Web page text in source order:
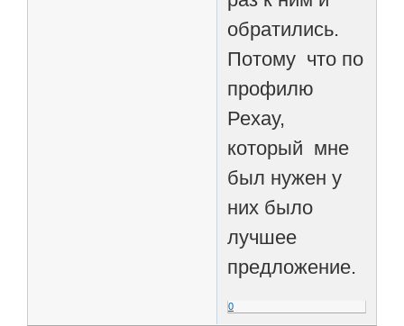
обратились.
Потому что по
профилю
Рехау,
который мне
был нужен у
них было
лучшее
предложение.
0